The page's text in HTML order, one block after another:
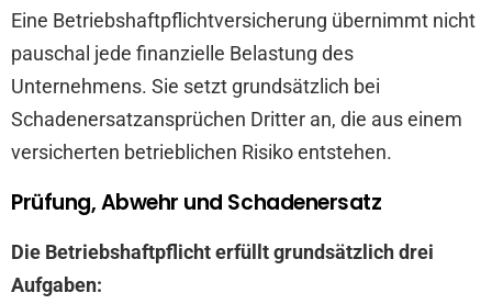
Eine Betriebshaftpflichtversicherung übernimmt nicht
pauschal jede finanzielle Belastung des
Unternehmens. Sie setzt grundsätzlich bei
Schadenersatzansprüchen Dritter an, die aus einem
versicherten betrieblichen Risiko entstehen.
Prüfung, Abwehr und Schadenersatz
Die Betriebshaftpflicht erfüllt grundsätzlich drei
Aufgaben: